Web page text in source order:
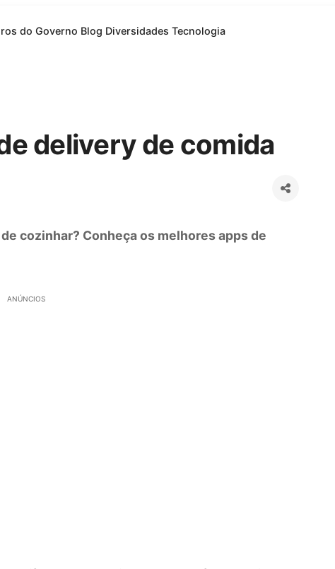
do Governo Blog Diversidades Tecnologia
delivery de comida
cozinhar? Conheça os melhores apps de
ANÚNCIOS